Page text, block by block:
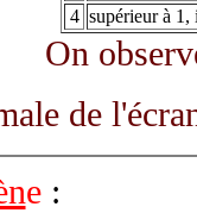
4 supérieur à 1,
On
de
e: